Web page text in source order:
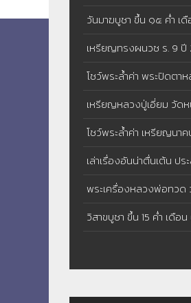
เสือ : วิทยา เสือปิดตา
วันมาฆบูชา ขึ้น ๑๕ ค่ำ เ
ปรากฏการณ์ พระอรหัน
เหรียญทรงผนวช ร. 9 ปี
พระเจดีย์วัดบวรนิเวศวิหา
โชว์พระล้ำค่า พระปิดต
คาราม พิมพ์หลังเบี้ย หนุ
จะทําให้เรื่องร้ายกลับกล
เหรียญหลวงปู่เอี่ยม วั
4 จุด
โชว์พระล้ำค่า เหรียญนา
ทิม วัดละหารไร่ เนื้อทองแ
เล่าเรื่องอันน่าตื่นเต้น ป
อัศจรรย์หรือปาฏิหารย์ -
พระเครื่องหลวงพ่อทวด
หลวงพ่อทวด รุ่น 3 บล็อ
วิสาขบูชา ขึ้น 15 ค่ำ เดือ